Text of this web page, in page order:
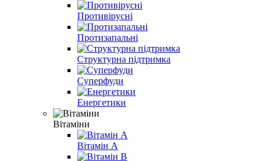
Противірусні
Протизапальні
Структурна підтримка
Суперфуди
Енергетики
Вітаміни
Вітамін A